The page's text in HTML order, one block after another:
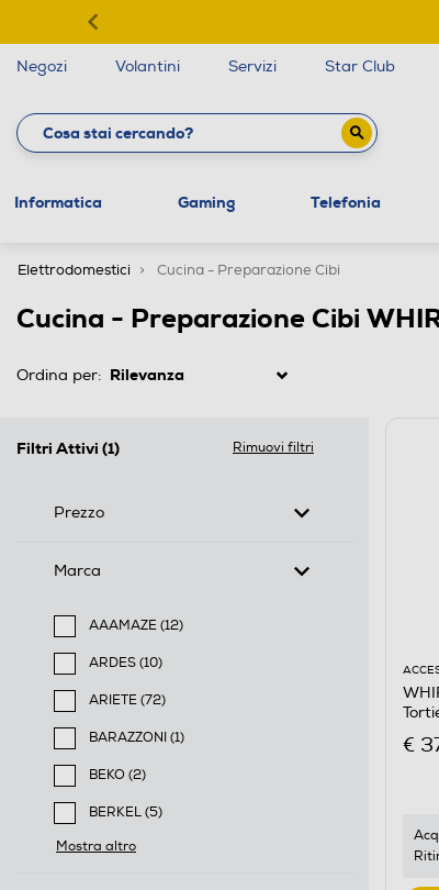
Negozi Volantini Servizi Star Club
Informatica Gaming Telefonia
Elettrodomestici Cucina - Preparazione Cibi
Cucina - Preparazione Cibi
Ordina per:
Filtri Attivi (1) Rimuovi filtri
Prezzo
Marca
AAAMAZE (12)
Filtra per Marca: AAAMAZE
ARDES (10)
Filtra per Marca: ARDES
ARIETE (72)
Filtra per Marca: ARIETE
BARAZZONI (1)
Filtra per Marca: BARAZZONI
BEKO (2)
Filtra per Marca: BEKO
BERKEL (5)
Filtra per Marca: BERKEL
Mostra altro
€